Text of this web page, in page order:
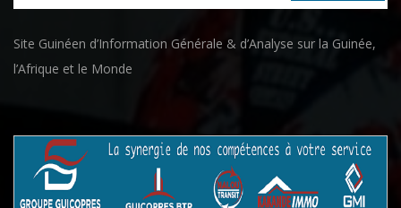
Site Guinéen d’Information Générale & d’Analyse sur la Guinée,
l’Afrique et le Monde